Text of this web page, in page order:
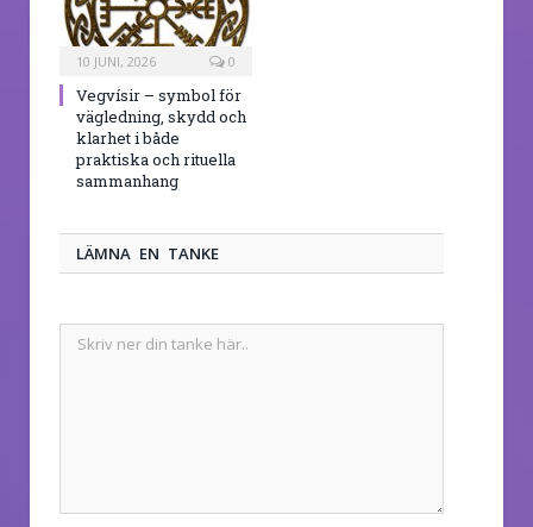
10 JUNI, 2026 0
Vegvísir – symbol för
vägledning, skydd och
klarhet i både
praktiska och rituella
sammanhang
LÄMNA EN TANKE